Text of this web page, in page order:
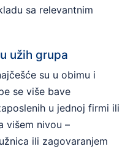
sa relevantnim
užih grupa
su u obimu i
se više bave
u jednoj firmi ili
višem nivou –
ili zagovaranjem